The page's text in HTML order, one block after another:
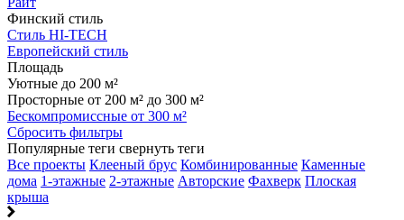
Финский стиль
Стиль HI-TECH
Европейский стиль
Площадь
Уютные до 200 м²
Просторные от 200 м² до 300 м²
Бескомпромиссные от 300 м²
Сбросить фильтры
Популярные теги свернуть теги
Все проекты Клееный брус Комбинированные Каменные
дома 1-этажные 2-этажные Авторские Фахверк Плоская
крыша